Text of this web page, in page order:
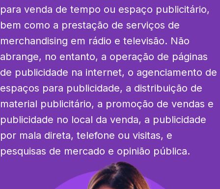
para venda de tempo ou espaço publicitário,
bem como a prestação de serviços de
merchandising em rádio e televisão. Não
abrange, no entanto, a operação de páginas
de publicidade na internet, o agenciamento de
espaços para publicidade, a distribuição de
material publicitário, a promoção de vendas e
publicidade no local da venda, a publicidade
por mala direta, telefone ou visitas, e
pesquisas de mercado e opinião pública.